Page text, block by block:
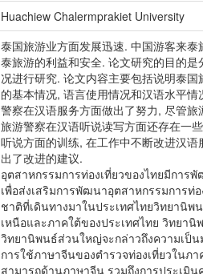
Huachiew Chalermprakiet University
泰国旅游业方面发展迅速. 中国游客来
泰旅游的利益和安全. 论文研究的目的
况进行研究. 论文内容主要包括说明泰
的基本情况, 语言使用情况和汉语水平
警察在汉语服务方面做出了努力, 尽管
旅游警察在汉语听说读写方面还存在一
听说方面的训练, 在工作中不断改进汉
出了改进的建议.
อุตสาหกรรมการท่องเที่ยวของไทยมีการ
เพื่อส่งเสริมการพัฒนาอุตสาหกรรมการท่
ชาติที่เดินทางมาในประเทศไทยวิทยานิพ
เหนือและภาคใต้ของประเทศไทย วิทยา
วิทยานิพนธ์ส่วนใหญ่จะกล่าวถึงความเป็น
การใช้ภาษาจีนของตำรวจท่องเที่ยวในภ
สามารถด้านภาษาจีน รวมถึงการประเมิ